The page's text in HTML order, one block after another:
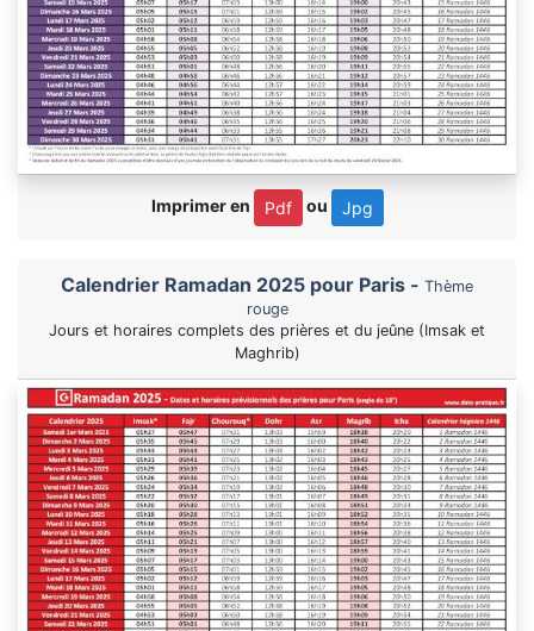
Imprimer en Pdf ou Jpg
Calendrier Ramadan 2025 pour Paris - Thème
rouge
Jours et horaires complets des prières et du jeûne (Imsak et
Maghrib)